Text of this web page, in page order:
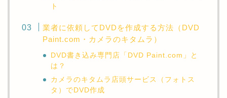
ト
業者に依頼してDVDを作成する方法（DVD
Paint.com・カメラのキタムラ）
DVD書き込み専門店「DVD Paint.com」と
は？
カメラのキタムラ店頭サービス（フォトス
タ）でDVD作成